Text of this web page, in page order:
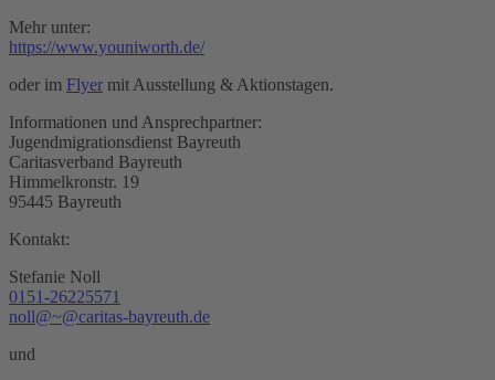
Mehr unter:
https://www.youniworth.de/
oder im Flyer mit Ausstellung & Aktionstagen.
Informationen und Ansprechpartner:
Jugendmigrationsdienst Bayreuth
Caritasverband Bayreuth
Himmelkronstr. 19
95445 Bayreuth
Kontakt:
Stefanie Noll
0151-26225571
noll@~@caritas-bayreuth.de
und